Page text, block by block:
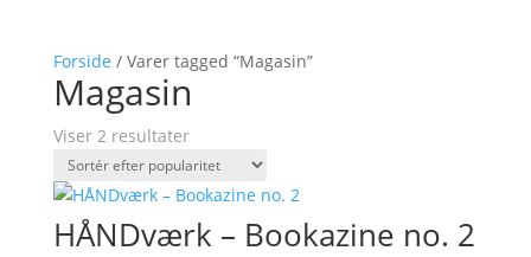
Forside / Varer tagged “Magasin”
Magasin
Viser 2 resultaterSorteret
efter
popularitet
HÅNDværk – Bookazine no. 2